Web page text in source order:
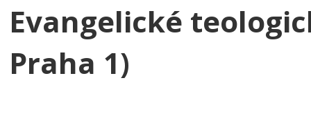
Evangelické
Praha 1)